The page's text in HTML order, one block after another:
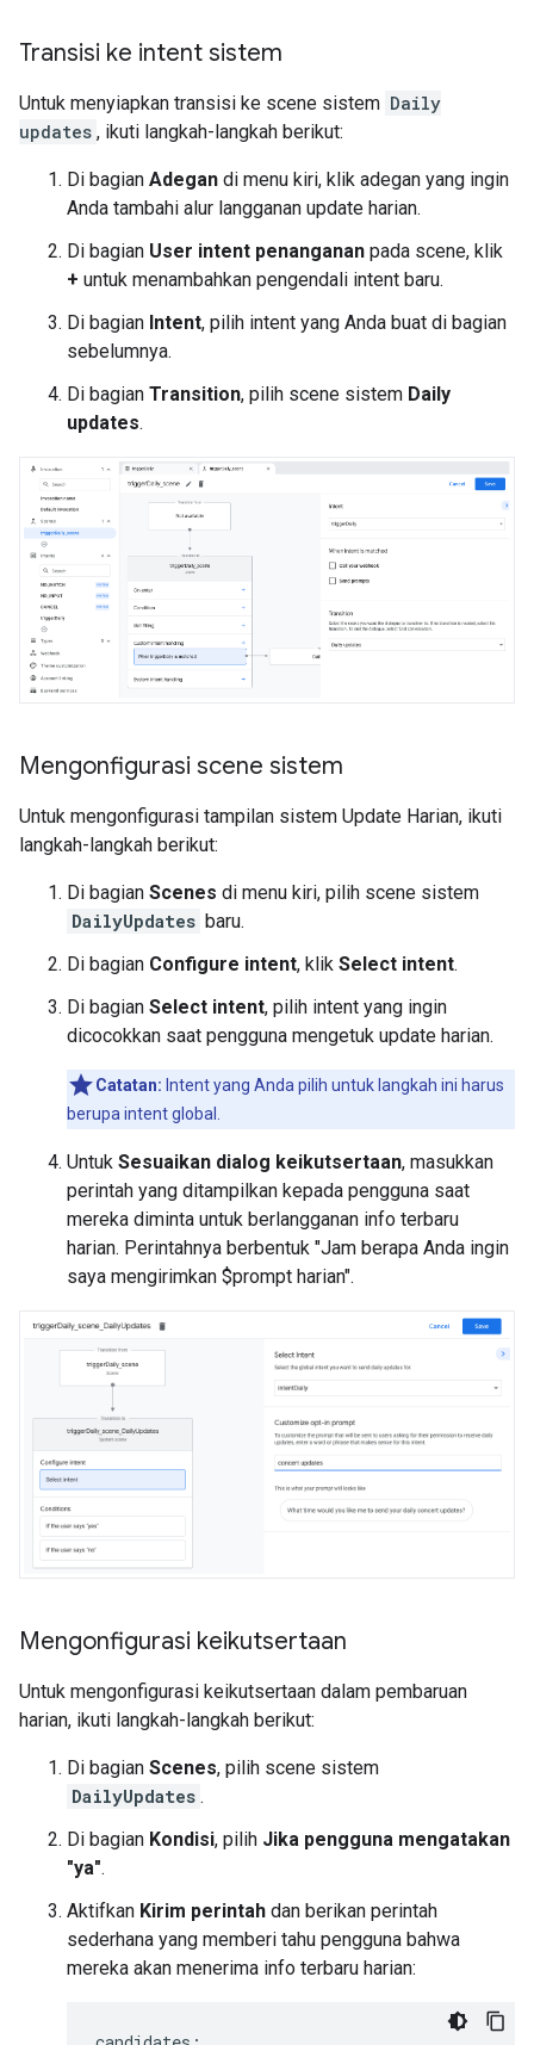
Transisi ke intent sistem
Untuk menyiapkan transisi ke scene sistem Daily
updates , ikuti langkah-langkah berikut:
Di bagian Adegan di menu kiri, klik adegan yang ingin
Anda tambahi alur langganan update harian.
Di bagian User intent penanganan pada scene, klik
+ untuk menambahkan pengendali intent baru.
Di bagian Intent, pilih intent yang Anda buat di bagian
sebelumnya.
Di bagian Transition, pilih scene sistem Daily
updates.
Mengonfigurasi scene sistem
Untuk mengonfigurasi tampilan sistem Update Harian, ikuti
langkah-langkah berikut:
Di bagian Scenes di menu kiri, pilih scene sistem
DailyUpdates baru.
Di bagian Configure intent, klik Select intent.
Di bagian Select intent, pilih intent yang ingin
dicocokkan saat pengguna mengetuk update harian.
Catatan: Intent yang Anda pilih untuk langkah ini harus
berupa intent global.
Untuk Sesuaikan dialog keikutsertaan, masukkan
perintah yang ditampilkan kepada pengguna saat
mereka diminta untuk berlangganan info terbaru
harian. Perintahnya berbentuk "Jam berapa Anda ingin
saya mengirimkan $prompt harian".
Mengonfigurasi keikutsertaan
Untuk mengonfigurasi keikutsertaan dalam pembaruan
harian, ikuti langkah-langkah berikut:
Di bagian Scenes, pilih scene sistem
DailyUpdates .
Di bagian Kondisi, pilih Jika pengguna mengatakan
"ya".
Aktifkan Kirim perintah dan berikan perintah
sederhana yang memberi tahu pengguna bahwa
mereka akan menerima info terbaru harian: